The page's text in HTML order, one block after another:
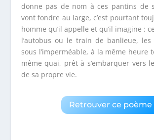
donne pas de nom à ces pantins de
vont fondre au large, c’est pourtant
homme qu’il appelle et qu’il imagine :
l’autobus ou le train de banlieue, les
sous l’imperméable, à la même heure
même quai, prêt à s’embarquer vers
de sa propre vie.
Retrouver ce poème